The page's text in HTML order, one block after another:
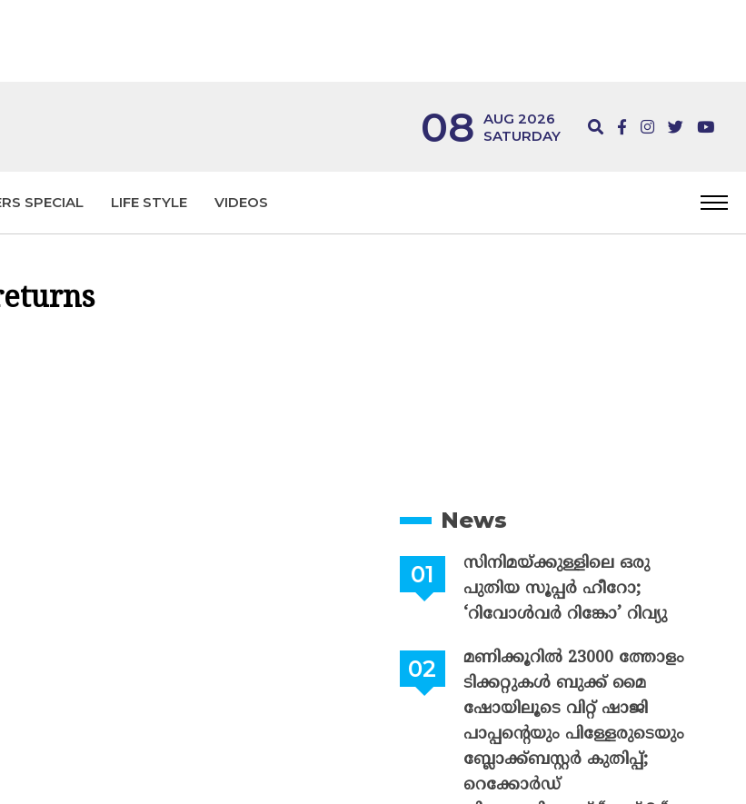
08 AUG 2026
SATURDAY
SPECIAL LIFE STYLE VIDEOS
News
സിനിമയ്ക്കുള്ളിലെ ഒരു
പുതിയ സൂപ്പർ ഹീറോ;
‘റിവോൾവർ റിങ്കോ’ റിവ്യു
മണിക്കൂറിൽ 23000 ത്തോളം
ടിക്കറ്റുകൾ ബുക്ക് മൈ
ഷോയിലൂടെ വിറ്റ് ഷാജി
പാപ്പന്റെയും പിള്ളേരുടെയും
ബ്ലോക്ക്ബസ്റ്റർ കുതിപ്പ്;
റെക്കോർഡ്